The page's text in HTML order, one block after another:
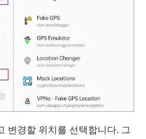
변경할 위치를 선택합니다. 그